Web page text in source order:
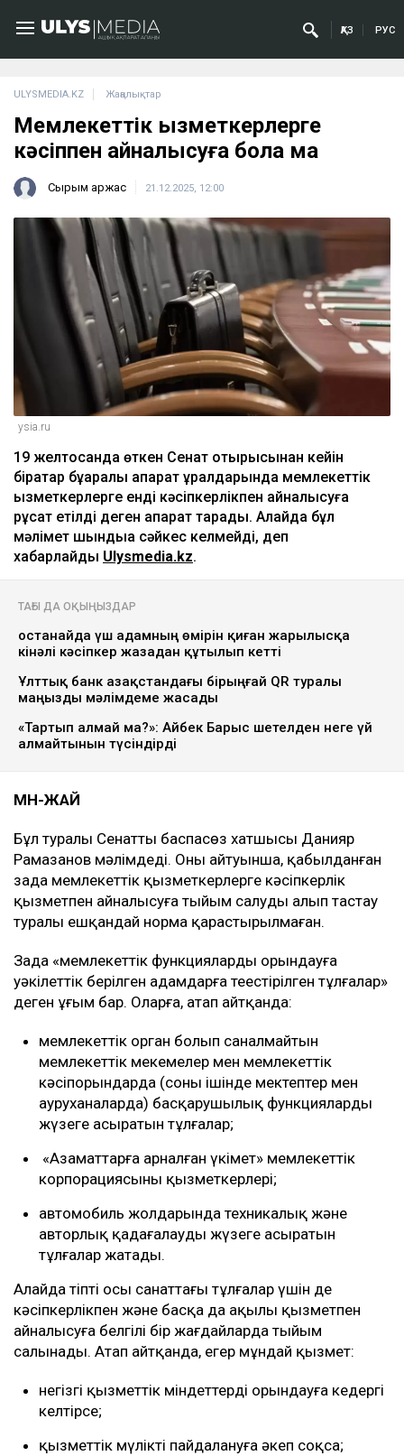
ҚАЗ РУС
ULYSMEDIA.KZ Жаңалықтар
Мемлекеттік қызметкерлерге
кәсіппен айналысуға бола ма
Сырым Қаржас 21.12.2025, 12:00
ysia.ru
19 желтоқсанда өткен Сенат отырысынан кейін
бірқатар бұқаралық ақпарат құралдарында мемлекеттік
қызметкерлерге енді кәсіпкерлікпен айналысуға
рұқсат етілді деген ақпарат тарады. Алайда бұл
мәлімет шындыққа сәйкес келмейді, деп
хабарлайды Ulysmedia.kz.
ТАҒЫ ДА ОҚЫҢЫЗДАР
Қостанайда үш адамның өмірін қиған жарылысқа
кінәлі кәсіпкер жазадан құтылып кетті
Ұлттық банк Қазақстандағы бірыңғай QR туралы
маңызды мәлімдеме жасады
«Тартып алмай ма?»: Айбек Барыс шетелден неге үй
алмайтынын түсіндірді
МӘН-ЖАЙ
Бұл туралы Сенаттың баспасөз хатшысы Данияр
Рамазанов мәлімдеді. Оның айтуынша, қабылданған
заңда мемлекеттік қызметкерлерге кәсіпкерлік
қызметпен айналысуға тыйым салуды алып тастау
туралы ешқандай норма қарастырылмаған.
Заңда «мемлекеттік функцияларды орындауға
уәкілеттік берілген адамдарға теңестірілген тұлғалар»
деген ұғым бар. Оларға, атап айтқанда:
мемлекеттік орган болып саналмайтын
мемлекеттік мекемелер мен мемлекеттік
кәсіпорындарда (соның ішінде мектептер мен
ауруханаларда) басқарушылық функцияларды
жүзеге асыратын тұлғалар;
«Азаматтарға арналған үкімет» мемлекеттік
корпорациясының қызметкерлері;
автомобиль жолдарында техникалық және
авторлық қадағалауды жүзеге асыратын
тұлғалар жатады.
Алайда тіпті осы санаттағы тұлғалар үшін де
кәсіпкерлікпен және басқа да ақылы қызметпен
айналысуға белгілі бір жағдайларда тыйым
салынады. Атап айтқанда, егер мұндай қызмет:
негізгі қызметтік міндеттерді орындауға кедергі
келтірсе;
қызметтік мүлікті пайдалануға әкеп соқса;